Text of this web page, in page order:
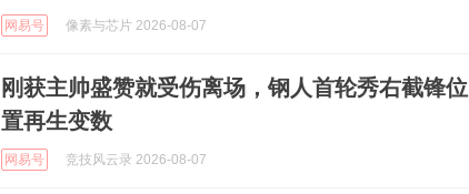
网易号 像素与芯片 2026-08-07
刚获主帅盛赞就受伤离场，钢人首轮秀右截锋位
置再生变数
网易号 竞技风云录 2026-08-07